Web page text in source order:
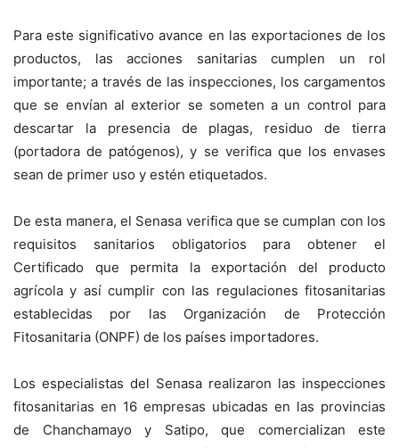
Para este significativo avance en las exportaciones de los
productos, las acciones sanitarias cumplen un rol
importante; a través de las inspecciones, los cargamentos
que se envían al exterior se someten a un control para
descartar la presencia de plagas, residuo de tierra
(portadora de patógenos), y se verifica que los envases
sean de primer uso y estén etiquetados.
De esta manera, el Senasa verifica que se cumplan con los
requisitos sanitarios obligatorios para obtener el
Certificado que permita la exportación del producto
agrícola y así cumplir con las regulaciones fitosanitarias
establecidas por las Organización de Protección
Fitosanitaria (ONPF) de los países importadores.
Los especialistas del Senasa realizaron las inspecciones
fitosanitarias en 16 empresas ubicadas en las provincias
de Chanchamayo y Satipo, que comercializan este